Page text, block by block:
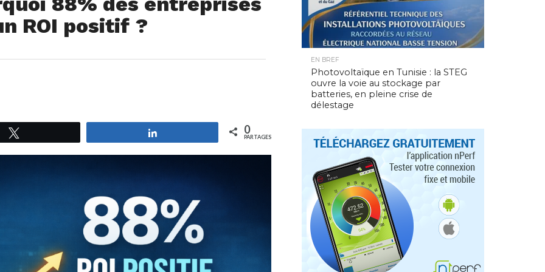
ROI positif ?
0
PARTAGES
EN BREF
Photovoltaïque en Tunisie : la STEG
ouvre la voie au stockage par
batteries, en pleine crise de
délestage